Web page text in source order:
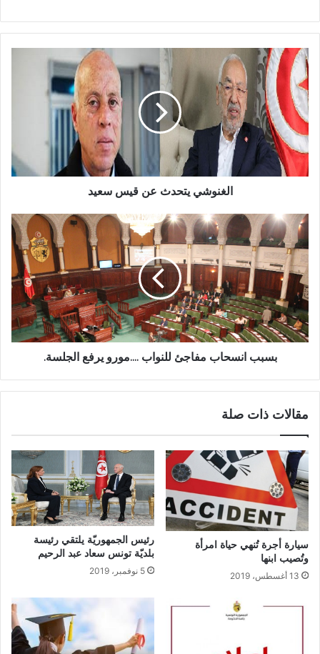
الغنوشي يتحدث عن قيس سعيد
بسبب انسحاب مفاجئ للنواب ....مورو يرفع الجلسة.
مقالات ذات صلة
سيارة أجرة تُنهي حياة امرأة
وتُصيب ابنها
13 أغسطس، 2019
رئيس الجمهوريّة يلتقي رئيسة
بلديّة تونس سعاد عبد الرحيم
5 نوفمبر، 2019